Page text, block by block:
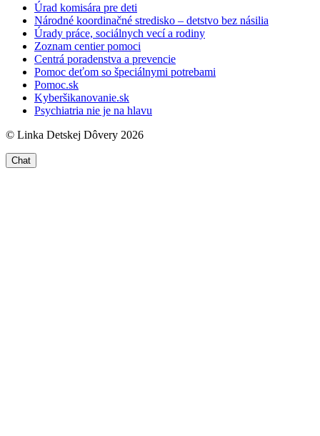
Úrad komisára pre deti
Národné koordinačné stredisko – detstvo bez násilia
Úrady práce, sociálnych vecí a rodiny
Zoznam centier pomoci
Centrá poradenstva a prevencie
Pomoc deťom so špeciálnymi potrebami
Pomoc.sk
Kyberšikanovanie.sk
Psychiatria nie je na hlavu
© Linka Detskej Dôvery 2026